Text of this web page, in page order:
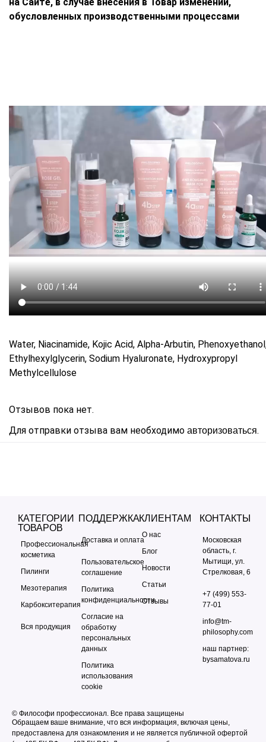
на Сайте, в случае внесения в Товар изменений,
обусловленных производственными процессами
Water, Niacinamide, Kojic Acid, Alpha-Arbutin,
Ethylhexylglycerin, Sodium Hyaluronate, Hydroxypropyl
Methylcellulose
Отзывов пока нет.
Для отправки отзыва вам необходимо авторизоваться.
КАТЕГОРИИ
ТОВАРОВ
Профессиональная
косметика
Пилинги
Мезотерапия
Карбокситерапия
Вся продукция
ПОДДЕРЖКА
Доставка и оплата
Пользовательское
соглашение
Политика
конфиденциальности
Согласие на
обработку
персональных
данных
Политика
использования
cookie
КЛИЕНТАМ
О нас
Блог
Новости
Статьи
Отзывы
КОНТАКТЫ
Московская
область, г.
Мытищи, ул.
Стрелковая, 6
+7 (499) 553-
77-01
info@tm-
philosophy.com
наш партнер:
bysamatova.ru
© Философи профессионал. Все права защищены
Обращаем ваше внимание, что вся информация, включая цены,
предоставлена для ознакомления и не является публичной офертой